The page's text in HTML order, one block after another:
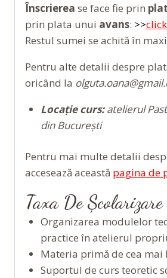
Înscrierea se face fie prin
prin plata unui avans: >>
Restul sumei se achită în
Pentru alte detalii despre
oricând la
Locație curs:atelierul
din București
Pentru mai multe detalii
accesează această pagina de
Taxa De
Organizarea modulelor
practice în atelierul
Materia primă de cea mai
Suportul de curs teoretic